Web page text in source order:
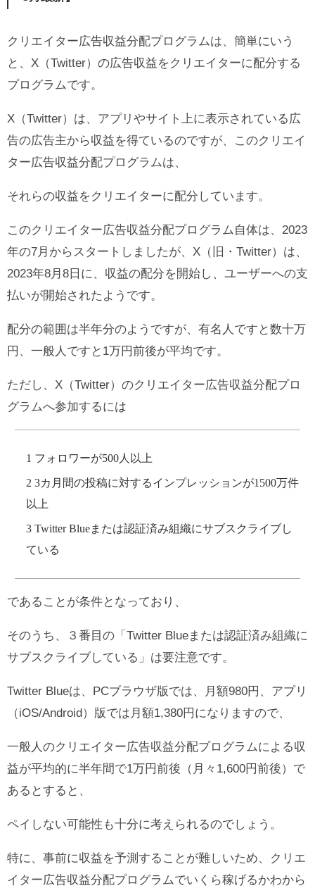
クリエイター広告収益分配プログラムは、簡単にいう
と、X（Twitter）の広告収益をクリエイターに配分する
プログラムです。
X（Twitter）は、アプリやサイト上に表示されている広
告の広告主から収益を得ているのですが、このクリエイ
ター広告収益分配プログラムは、
それらの収益をクリエイターに配分しています。
このクリエイター広告収益分配プログラム自体は、2023
年の7月からスタートしましたが、X（旧・Twitter）は、
2023年8月8日に、収益の配分を開始し、ユーザーへの支
払いが開始されたようです。
配分の範囲は半年分のようですが、有名人ですと数十万
円、一般人ですと1万円前後が平均です。
ただし、X（Twitter）のクリエイター広告収益分配プロ
グラムへ参加するには
フォロワーが500人以上
3カ月間の投稿に対するインプレッションが1500万件
以上
Twitter Blueまたは認証済み組織にサブスクライブし
ている
であることが条件となっており、
そのうち、３番目の「Twitter Blueまたは認証済み組織に
サブスクライブしている」は要注意です。
Twitter Blueは、PCブラウザ版では、月額980円、アプリ
（iOS/Android）版では月額1,380円になりますので、
一般人のクリエイター広告収益分配プログラムによる収
益が平均的に半年間で1万円前後（月々1,600円前後）で
あるとすると、
ペイしない可能性も十分に考えられるのでしょう。
特に、事前に収益を予測することが難しいため、クリエ
イター広告収益分配プログラムでいくら稼げるかわから